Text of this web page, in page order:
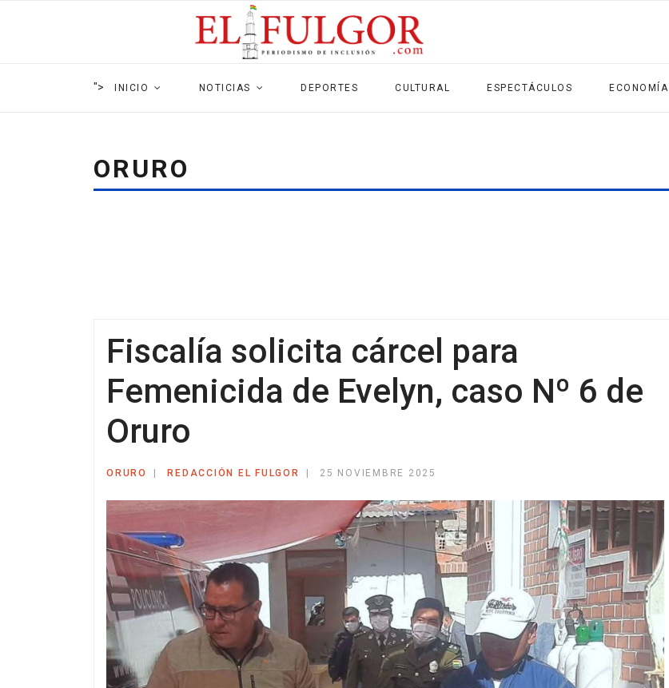
"> INICIO NOTICIAS DEPORTES CULTURAL ESPECTÁCULOS ECONOMÍA
ORURO
Fiscalía solicita cárcel para
Femenicida de Evelyn, caso Nº 6 de
Oruro
ORURO REDACCIÓN EL FULGOR 25 NOVIEMBRE 2025